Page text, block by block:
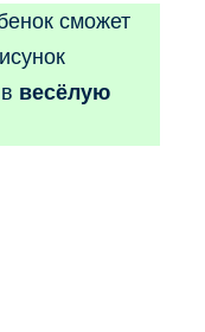
сможет
весёлую